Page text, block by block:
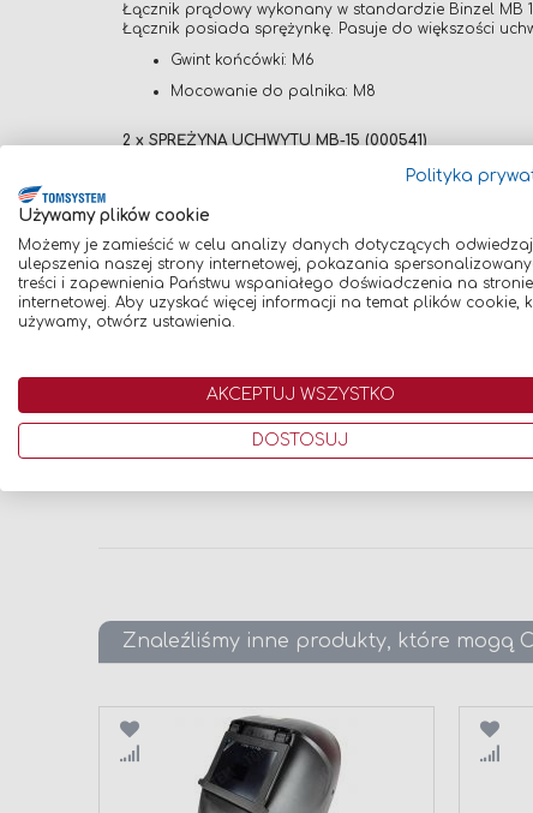
Łącznik prądowy wykonany w standardzie Binzel MB
Łącznik posiada sprężynkę. Pasuje do większości
Gwint końcówki: M6
Mocowanie do palnika: M8
2 x SPRĘŻYNA UCHWYTU MB-15 (000541)
Sprężyna przeznaczona do łącznika prądowego do
1 para x RĘKAWICE SPAWALNICZE CZERWONE,
Rękawice spawalnicze odporne na przetarcia.
zgodny z normą EN 420, EN 388(4133), EN
Dane techniczne:
Materiał: Dwoina bydlęca
Mankiet: Tak
Rozmiar: 10
Kategoria ochrony: Kategoria II
Znaleźliśmy inne produkty, które mogą
Porównaj
Polityka
Używamy plików cookie
Możemy je zamieścić w celu analizy danych dotyczących
ulepszenia naszej strony internetowej, pokazania
treści i zapewnienia Państwu wspaniałego doświadczenia na stronie
internetowej. Aby uzyskać więcej informacji na temat plików cookie,
używamy, otwórz ustawienia.
AKCEPTUJ WSZYSTKO
DOSTOSUJ